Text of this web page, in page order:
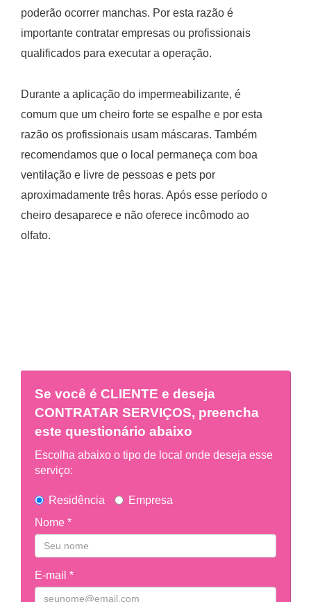
poderão ocorrer manchas. Por esta razão é
importante contratar empresas ou profissionais
qualificados para executar a operação.
Durante a aplicação do impermeabilizante, é
comum que um cheiro forte se espalhe e por esta
razão os profissionais usam máscaras. Também
recomendamos que o local permaneça com boa
ventilação e livre de pessoas e pets por
aproximadamente três horas. Após esse período o
cheiro desaparece e não oferece incômodo ao
olfato.
Se você é CLIENTE e deseja
CONTRATAR SERVIÇOS, preencha
este questionário abaixo
Escolha abaixo o tipo de local onde deseja esse
serviço:
Residência
Empresa
Nome *
E-mail *